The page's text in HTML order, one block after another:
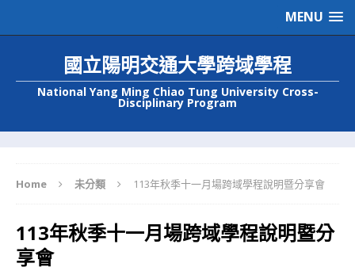
MENU
國立陽明交通大學跨域學程
National Yang Ming Chiao Tung University Cross-
Disciplinary Program
Home 未分類 113年秋季十一月場跨域學程說明暨分享會
113年秋季十一月場跨域學程說明暨分
享會